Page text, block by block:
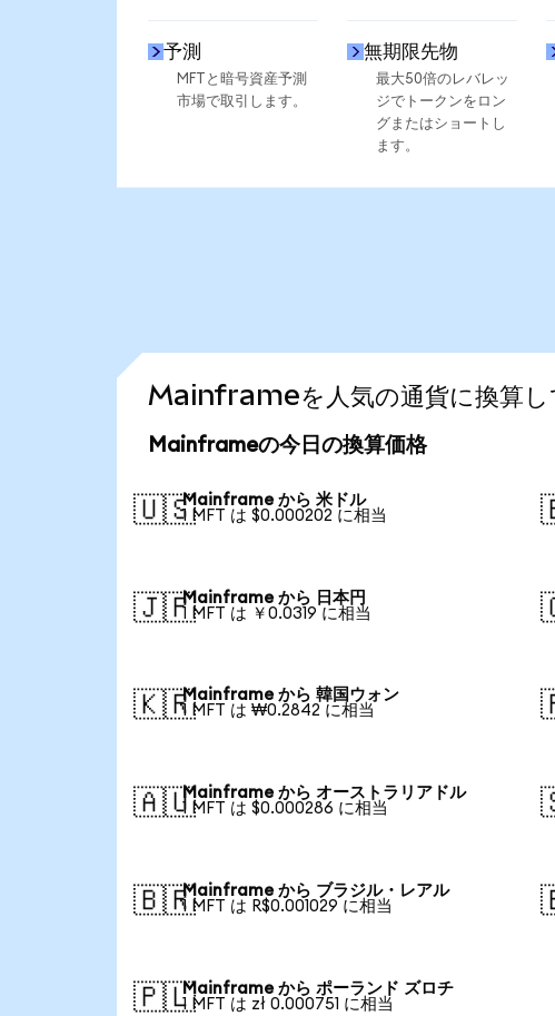
予測
MFTと暗号資産予測
市場で取引します。
無期限先物
最大50倍のレバレッ
ジでトークンをロン
グまたはショートし
ます。
Mainframeを人気の通貨に換算し
Mainframeの今日の換算価格
🇺🇸Mainframe から 米ドル
1 MFT は $0.000202 に相当
🇯🇵Mainframe から 日本円
1 MFT は ￥0.0319 に相当
🇰🇷Mainframe から 韓国ウォン
1 MFT は ₩0.2842 に相当
🇦🇺Mainframe から オーストラリアドル
1 MFT は $0.000286 に相当
🇧🇷Mainframe から ブラジル・レアル
1 MFT は R$0.001029 に相当
🇵🇱Mainframe から ポーランド ズロチ
1 MFT は zł 0.000751 に相当